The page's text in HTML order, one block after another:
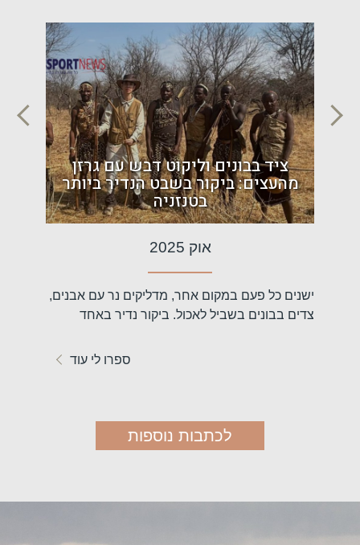
ציד בבונים וליקוט דבש עם גרזן
מהעצים: ביקור בשבט הנדיר ביותר
בטנזניה
אוק 2025
ישנים כל פעם במקום אחר, מדליקים נר עם אבנים,
צדים בבונים בשביל לאכול. ביקור נדיר באחד
ספרו לי עוד
לכתבות נוספות